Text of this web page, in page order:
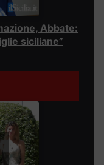
Abbate:
siciliane”